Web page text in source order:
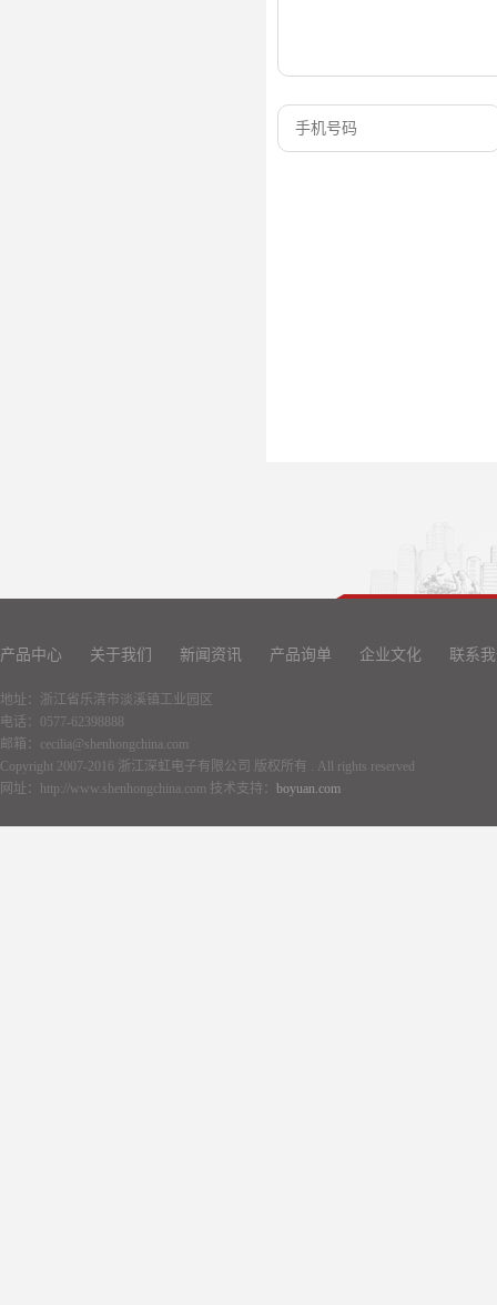
产品中心 关于我们 新闻资讯 产品询单 企业文化 联系
地址：浙江省乐清市淡溪镇工业园区
电话：0577-62398888
邮箱：cecilia@shenhongchina.com
Copyright 2007-2016 浙江深虹电子有限公司 版权所有 . All rights reserved
网址：http://www.shenhongchina.com 技术支持： boyuan.com